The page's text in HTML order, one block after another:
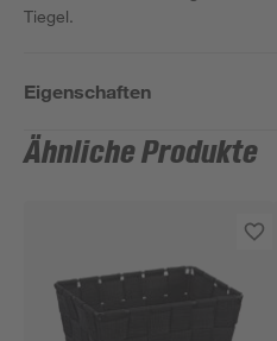
Tiegel.
Eigenschaften
Ähnliche Produkte